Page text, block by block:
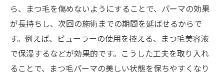
ら、まつ毛を傷めないようにすることで、パーマの効果
が長持ちし、次回の施術までの期間を延ばせるからで
す。例えば、ビューラーの使用を控える、まつ毛美容液
で保湿するなどが効果的です。こうした工夫を取り入れ
ることで、まつ毛パーマの美しい状態を保ちやすくなり